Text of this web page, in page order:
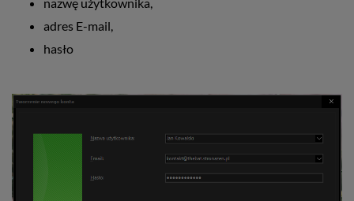
adres E-mail,
hasło